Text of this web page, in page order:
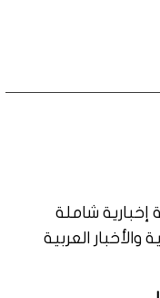
شاملة
العربية